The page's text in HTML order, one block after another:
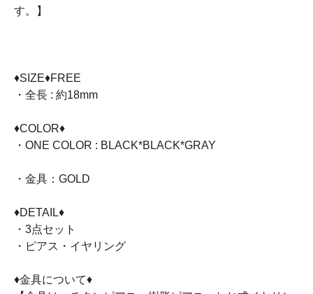
す。】
♦SIZE♦FREE
・全長 : 約18mm
♦COLOR♦
・ONE COLOR : BLACK*BLACK*GRAY
・金具：GOLD
♦DETAIL♦
・3点セット
・ピアス・イヤリング
♦金具について♦